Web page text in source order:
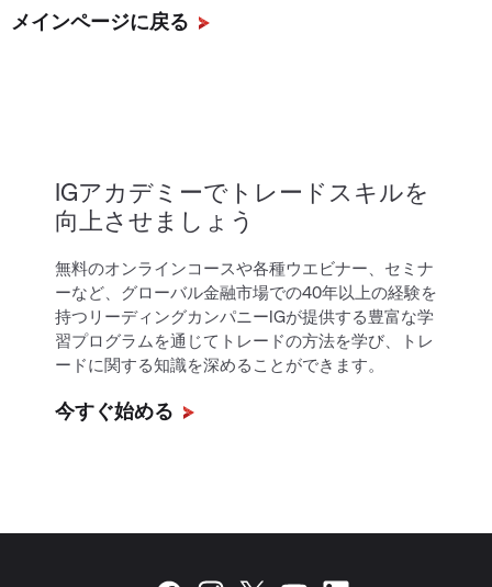
メインページに戻る
IGアカデミーでトレードスキルを
向上させましょう
無料のオンラインコースや各種ウエビナー、セミナ
ーなど、グローバル金融市場での40年以上の経験を
持つリーディングカンパニーIGが提供する豊富な学
習プログラムを通じてトレードの方法を学び、トレ
ードに関する知識を深めることができます。
今すぐ始める